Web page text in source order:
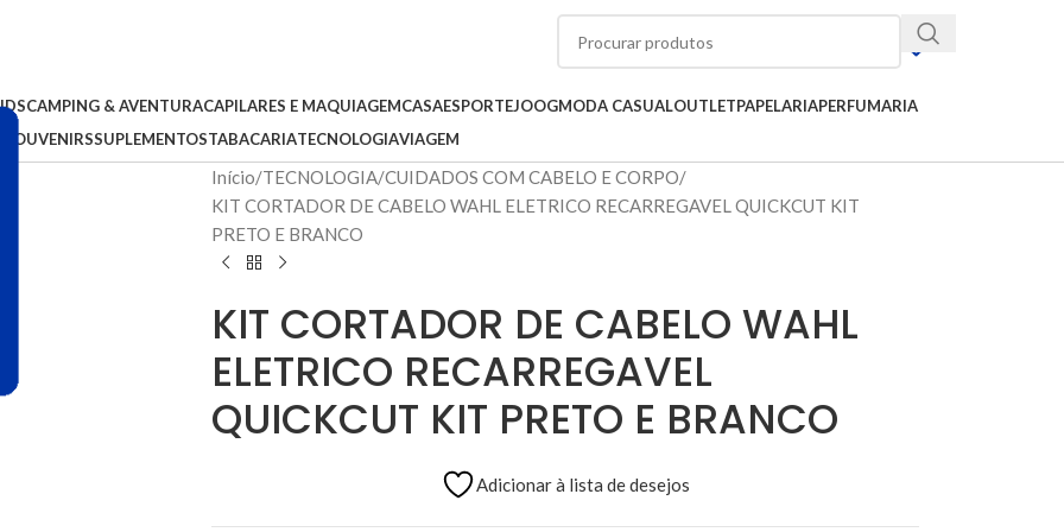
CAMPING & AVENTURACAPILARES E MAQUIAGEMCASAESPORTEJOOGMODA CASUALOUTLETPAPELARIAPERFUMARIA
SOUVENIRSSUPLEMENTOSTABACARIATECNOLOGIAVIAGEM
Início TECNOLOGIA CUIDADOS COM CABELO E CORPO
KIT CORTADOR DE CABELO WAHL ELETRICO RECARREGAVEL QUICKCUT KIT
PRETO E BRANCO
KIT CORTADOR DE CABELO WAHL
ELETRICO RECARREGAVEL
QUICKCUT KIT PRETO E BRANCO
Adicionar à lista de desejos